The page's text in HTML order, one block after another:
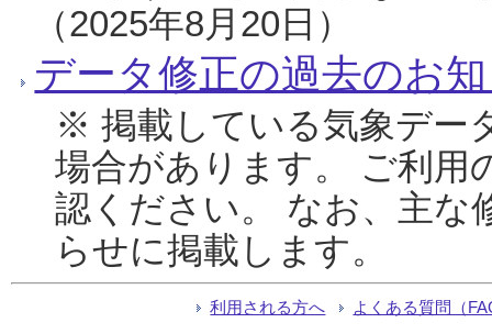
（2025年8月20日）
データ修正の過去のお
※ 掲載している気象デー
場合があります。 ご利用
認ください。 なお、主な
らせに掲載します。
利用される方へ よくある質問（